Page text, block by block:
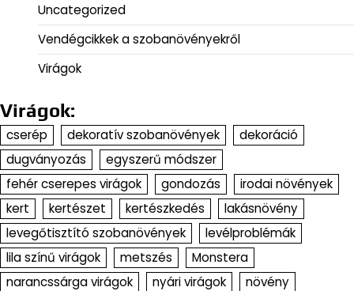
Uncategorized
Vendégcikkek a szobanövényekről
Virágok
Virágok:
cserép dekoratív szobanövények
dekoráció
dugványozás
egyszerű módszer
fehér cserepes virágok
gondozás
irodai növények
kert
kertészet kertészkedés
lakásnövény
levegőtisztító szobanövények
levélproblémák
lila színű virágok
metszés
Monstera
narancssárga virágok
nyári virágok
növény